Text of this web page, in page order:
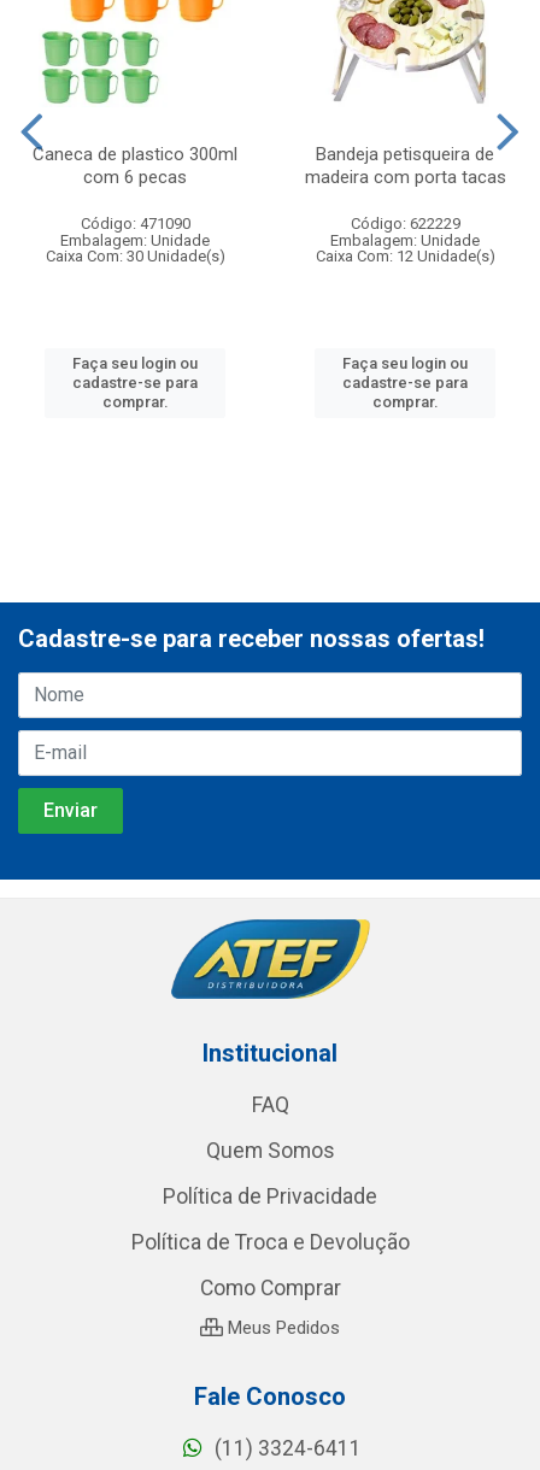
Caneca de plastico 300ml
com 6 pecas
Código: 471090
Embalagem: Unidade
Caixa Com: 30 Unidade(s)
Faça seu login ou
cadastre-se para
comprar.
Bandeja petisqueira de
madeira com porta tacas
Código: 622229
Embalagem: Unidade
Caixa Com: 12 Unidade(s)
Faça seu login ou
cadastre-se para
comprar.
Cadastre-se para receber nossas ofertas!
Institucional
FAQ
Quem Somos
Política de Privacidade
Política de Troca e Devolução
Como Comprar
Meus Pedidos
Fale Conosco
(11) 3324-6411